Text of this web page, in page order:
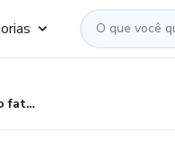
Como aumentar o faturamento da sua empresa?